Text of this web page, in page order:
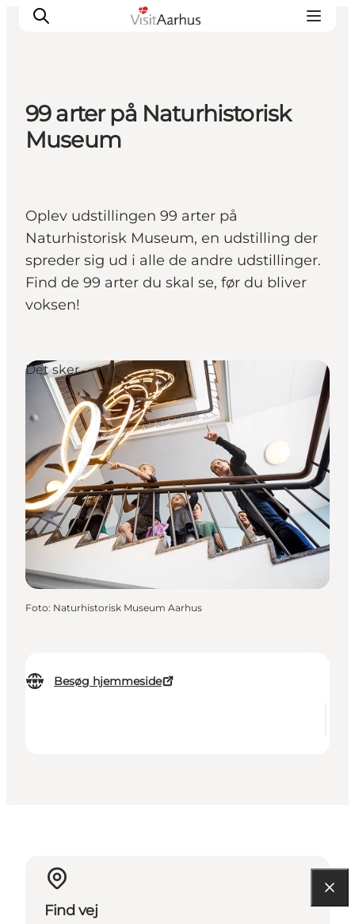
Oplevelser
Transport
99 arter på Naturhistorisk
Museum
Oplev udstillingen 99 arter på
Naturhistorisk Museum, en udstilling der
spreder sig ud i alle de andre udstillinger.
Find de 99 arter du skal se, før du bliver
voksen!
Besøg hjemmeside
Det sker
Foto: Naturhistorisk Museum Aarhus
Find vej